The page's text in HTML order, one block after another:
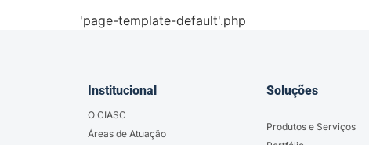
'page-template-default'.php
Institucional
O CIASC
Áreas de Atuação
Soluções
Produtos e Serviços